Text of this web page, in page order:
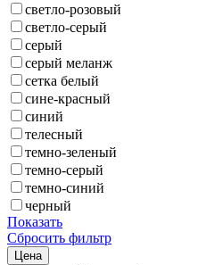
светло-розовый
светло-серый
серый
серый меланж
сетка белый
сине-красный
синий
телесный
темно-зеленый
темно-серый
темно-синий
черный
Показать
Сбросить фильтр
Цена